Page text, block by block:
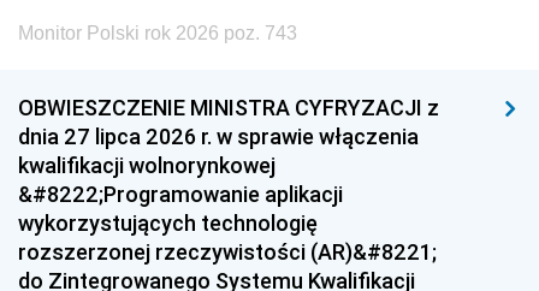
Monitor Polski rok 2026 poz. 743
OBWIESZCZENIE MINISTRA CYFRYZACJI z
dnia 27 lipca 2026 r. w sprawie włączenia
kwalifikacji wolnorynkowej
&#8222;Programowanie aplikacji
wykorzystujących technologię
rozszerzonej rzeczywistości (AR)&#8221;
do Zintegrowanego Systemu Kwalifikacji